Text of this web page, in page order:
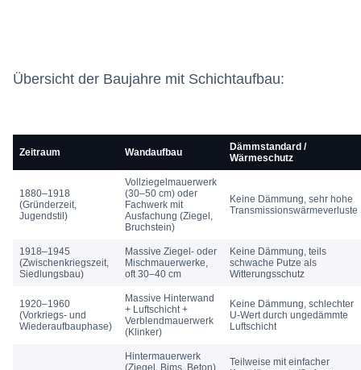
Übersicht der Baujahre mit Schichtaufbau:
Zeitraum Wandaufbau
Dämmstandard /
Wärmeschutz
1880–1918
(Gründerzeit,
Jugendstil)
Vollziegelmauerwerk
(30–50 cm) oder
Fachwerk mit
Ausfachung (Ziegel,
Bruchstein)
Keine Dämmung, sehr hohe
Transmissionswärmeverluste
1918–1945
(Zwischenkriegszeit,
Siedlungsbau)
Massive Ziegel- oder
Mischmauerwerke,
oft 30–40 cm
Keine Dämmung, teils
schwache Putze als
Witterungsschutz
1920–1960
(Vorkriegs- und
Wiederaufbauphase)
Massive Hinterwand
+ Luftschicht +
Verblendmauerwerk
(Klinker)
Keine Dämmung, schlechter
U-Wert durch ungedämmte
Luftschicht
Hintermauerwerk
Teilweise mit einfacher